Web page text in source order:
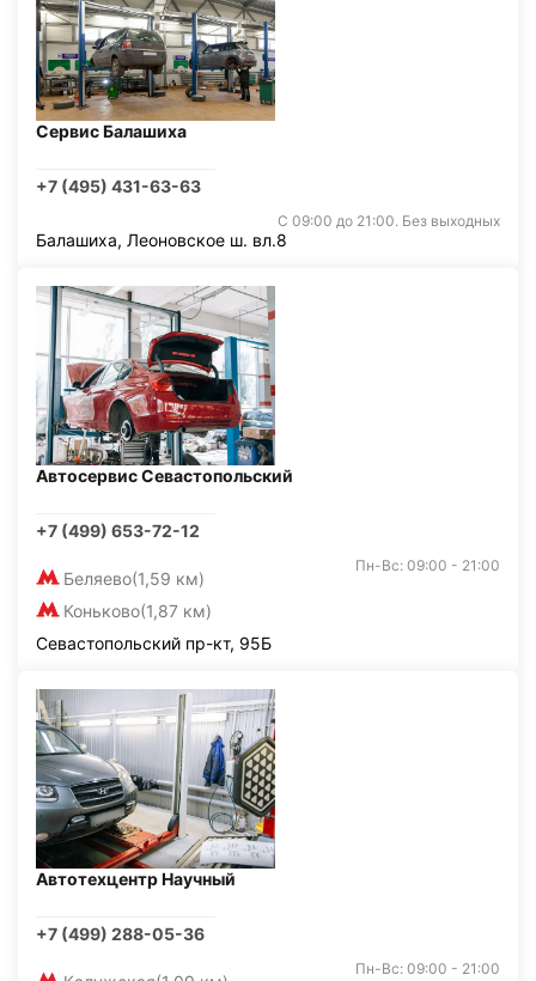
Сервис Балашиха
+7 (495) 431-63-63
С 09:00 до 21:00. Без выходных
Балашиха, Леоновское ш. вл.8
Автосервис Севастопольский
+7 (499) 653-72-12
Беляево(1,59 км)
Коньково(1,87 км)
Пн-Вс: 09:00 - 21:00
Севастопольский пр-кт, 95Б
Автотехцентр Научный
+7 (499) 288-05-36
Пн-Вс: 09:00 - 21:00